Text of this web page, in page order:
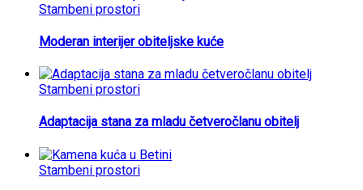
Stambeni prostori
Moderan interijer obiteljske kuće
Stambeni prostori
Adaptacija stana za mladu četveročlanu obitelj
Stambeni prostori